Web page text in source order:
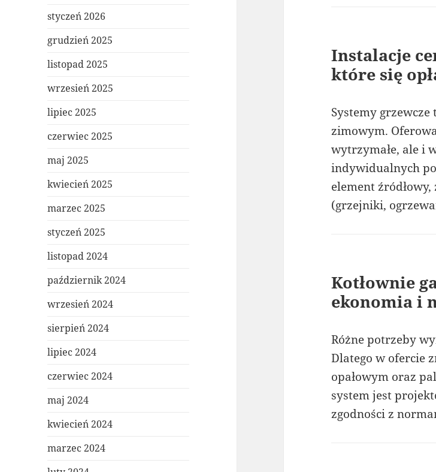
styczeń 2026
grudzień 2025
listopad 2025
wrzesień 2025
lipiec 2025
czerwiec 2025
maj 2025
kwiecień 2025
marzec 2025
styczeń 2025
listopad 2024
październik 2024
wrzesień 2024
sierpień 2024
lipiec 2024
czerwiec 2024
maj 2024
kwiecień 2024
marzec 2024
Instalacje
które się
Systemy
zimowym.
wytrzymałe, ale i
indywidualnych
element źródłowy,
(grzejniki,
Kotłownie
ekonomia i
Różne potrzeby
Dlatego w ofercie
opałowym oraz
system jest
zgodności z